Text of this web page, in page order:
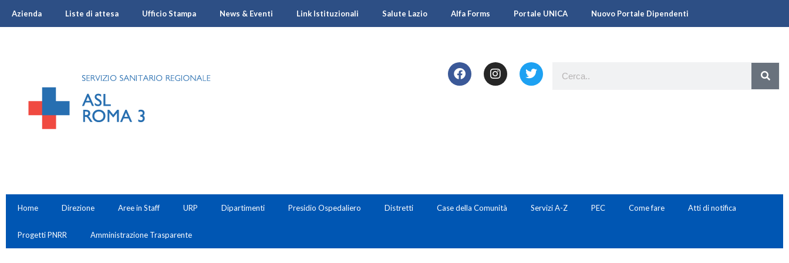
Azienda Liste di attesa Ufficio Stampa News & Eventi Link Istituzionali Salute Lazio Alfa Forms Portale UNICA Nuovo Portale Dipendenti
Home Direzione Aree in Staff URP Dipartimenti Presidio Ospedaliero Distretti Case della Comunità Servizi A-Z PEC Come fare Atti di notifica
Progetti PNRR Amministrazione Trasparente